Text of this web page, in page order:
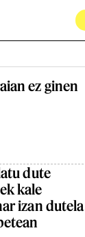
ez ginen
dute
kale
izan dutela